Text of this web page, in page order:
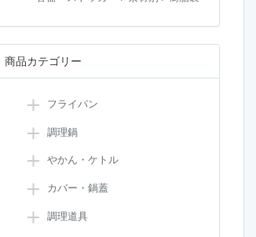
商品カテゴリー
フライパン
調理鍋
やかん・ケトル
カバー・鍋蓋
調理道具